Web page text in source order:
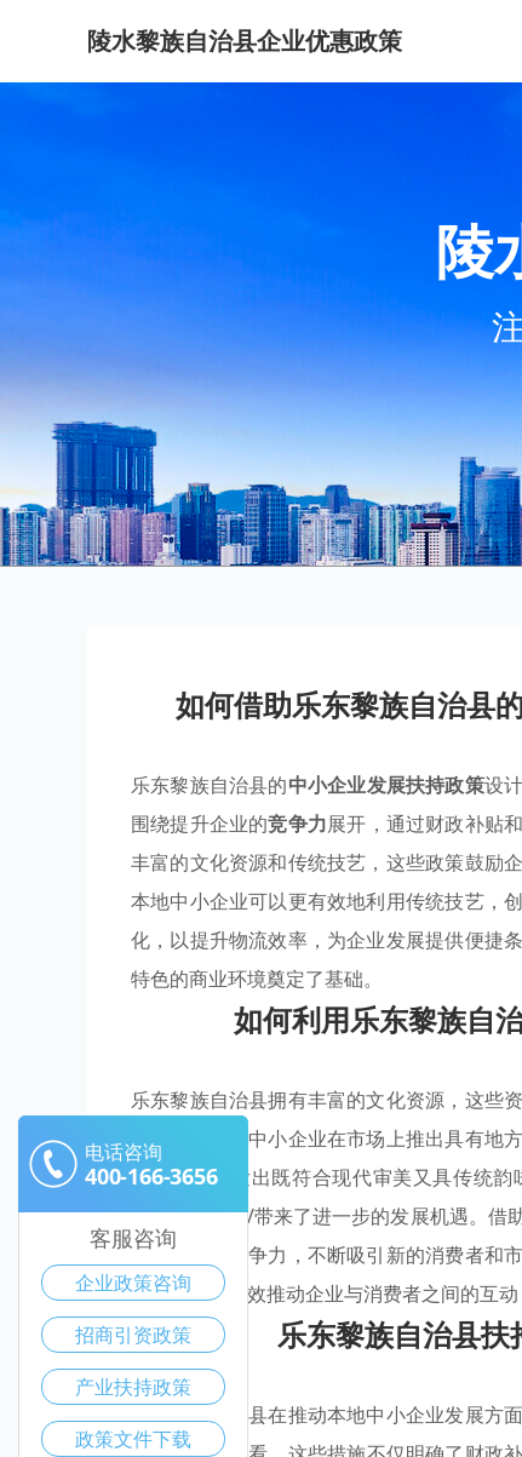
陵水黎族自治县企业优惠政策
陵
如何借助乐东黎族自治县
乐东黎族自治县的中小企业发展扶持政策设
围绕提升企业的竞争力展开，通过财政补贴
丰富的文化资源和传统技艺，这些政策鼓励
本地中小企业可以更有效地利用传统技艺，
化，以提升物流效率，为企业发展提供便捷
特色的商业环境奠定了基础。
如何利用乐东黎族自
乐东黎族自治县拥有丰富的文化资源，这些
挖掘，有助于中小企业在市场上推出具有地
企业可以开发出既符合现代审美又具传统韵
为/*文旅融合/带来了进一步的发展机遇。借
过提升产品竞争力，不断吸引新的消费者和
果的平台，有效推动企业与消费者之间的互动
乐东黎族自治县
乐东黎族自治县在推动本地中小企业发展方
电话咨询
400-166-3656
客服咨询
企业政策咨询
招商引资政策
产业扶持政策
政策文件下载